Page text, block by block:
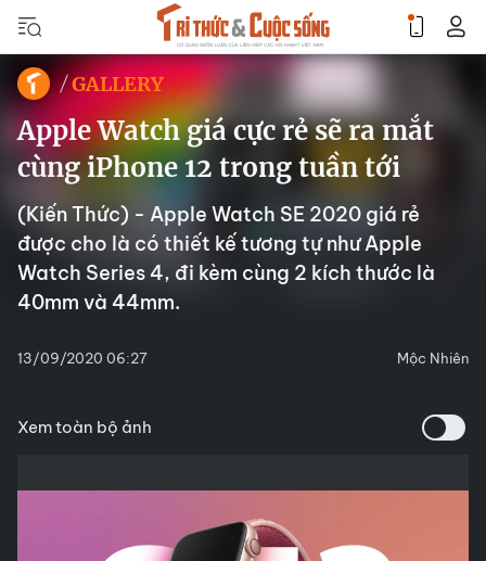
GALLERY
Apple Watch giá cực rẻ sẽ ra mắt
cùng iPhone 12 trong tuần tới
(Kiến Thức) - Apple Watch SE 2020 giá rẻ
được cho là có thiết kế tương tự như Apple
Watch Series 4, đi kèm cùng 2 kích thước là
40mm và 44mm.
13/09/2020 06:27 Mộc Nhiên
Xem toàn bộ ảnh